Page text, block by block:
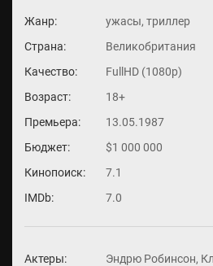
Жанр:
ужасы, триллер
Страна:
Великобритания
Качество:
FullHD (1080p)
Возраст:
18+
Премьера:
13.05.1987
Бюджет:
$1 000 000
Кинопоиск:
7.1
IMDb:
7.0
Актеры:
Эндрю Робинсон,